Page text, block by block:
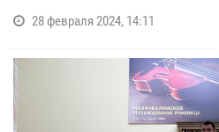
28 февраля 2024, 14:11